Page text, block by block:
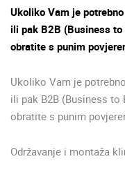
Ukoliko Vam je
ili pak B2B (Business
obratite s punim
Ukoliko Vam je
ili pak B2B (Business
obratite s punim
Održavanje i montaža